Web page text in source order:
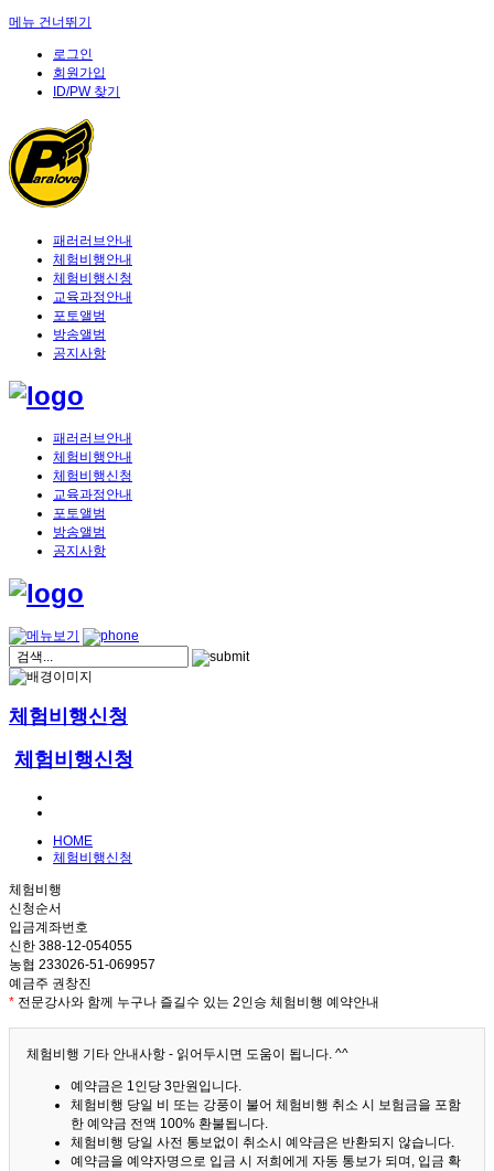
메뉴 건너뛰기
로그인
회원가입
ID/PW 찾기
패러러브안내
체험비행안내
체험비행신청
교육과정안내
포토앨범
방송앨범
공지사항
패러러브안내
체험비행안내
체험비행신청
교육과정안내
포토앨범
방송앨범
공지사항
체험비행신청
체험비행신청
HOME
체험비행신청
체험비행
신청순서
입금계좌번호
신한 388-12-054055
농협 233026-51-069957
예금주 권창진
* 전문강사와 함께 누구나 즐길수 있는 2인승 체험비행 예약안내
체험비행 기타 안내사항 - 읽어두시면 도움이 됩니다. ^^
예약금은 1인당 3만원입니다.
체험비행 당일 비 또는 강풍이 불어 체험비행 취소 시 보험금을 포함
한 예약금 전액 100% 환불됩니다.
체험비행 당일 사전 통보없이 취소시 예약금은 반환되지 않습니다.
예약금을 예약자명으로 입금 시 저희에게 자동 통보가 되며, 입금 확